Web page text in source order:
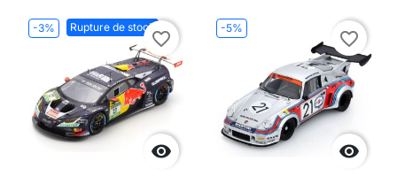
-3% Rupture de stock

favorite_border
-5%

favorite_border